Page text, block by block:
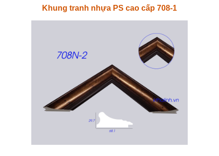
Khung tranh nhựa PS cao cấp 708-1